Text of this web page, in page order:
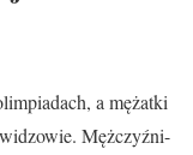
a mężatki
Mężczyźni-